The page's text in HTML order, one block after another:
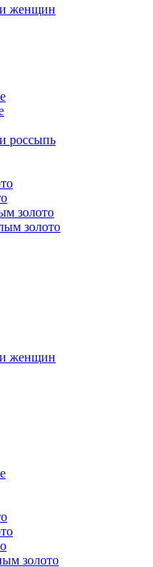
женщин
россыпь
золото
золото
женщин
золото